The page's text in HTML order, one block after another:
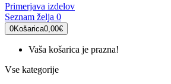
Primerjava izdelov
Seznam želja 0
0Košarica0,00€
Vaša košarica je prazna!
Vse kategorije